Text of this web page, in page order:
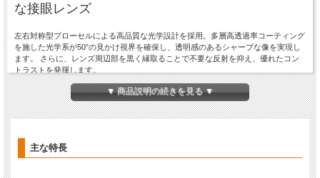
な接眼レンズ
左右対称型プローセルによる高品質な光学設計を採用。多層高透過率コーティング
を施した光学系が50°の見かけ視界を確保し、透明感のあるシャープな像を実現し
ます。 さらに、レンズ周辺部を黒く縁取ることで不要な反射を抑え、優れたコン
トラストを発揮します。
※この品物はお取り寄せ品です。ご注文後納期のご連絡をいたします。
▼ 商品説明の続きを見る ▼
主な特長